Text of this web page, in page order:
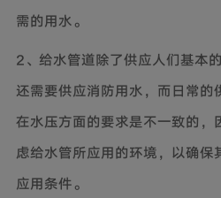
需的用水。
2、给水管道除了供应人们基本
还需要供应消防用水，而日常的
在水压方面的要求是不一致的，
虑给水管所应用的环境，以确保
应用条件。